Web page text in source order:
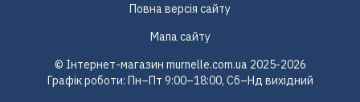
Повна версія сайту
Мапа сайту
© Інтернет-магазин murnelle.com.ua 2025-2026
Графік роботи: Пн–Пт 9:00–18:00, Сб–Нд вихідний